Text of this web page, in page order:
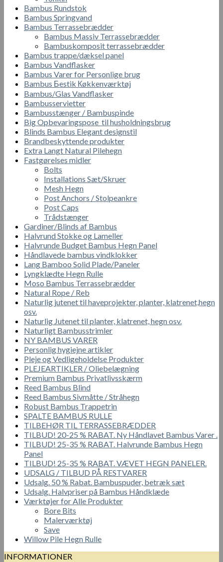
Bambus Rundstok
Bambus Springvand
Bambus Terrassebrædder
Bambus Massiv Terrassebrædder
Bambuskomposit terrassebrædder
Bambus trappe/dæksel panel
Bambus Vandflasker
Bambus Varer for Personlige brug
Bambus Бestik Кøkkenværktøj
Bambus/Glas Vandflasker
Bambusservietter
Bambusstænger / Bambuspinde
Big Opbevaringspose til husholdningsbrug
Blinds Bambus Elegant designstil
Brandbeskyttende produkter
Extra Langt Natural Pilehegn
Fastgørelses midler
Bolts
Installations Sæt/Skruer
Mesh Hegn
Post Anchors / Stolpeankre
Post Caps
Trådstænger
Gardiner/Blinds af Bambus
Halvrund Stokke og Lameller
Halvrunde Budget Bambus Hegn Panel
Håndlavede bambus vindklokker
Lang Bamboo Solid Plade/Paneler
Lyngklædte Hegn Rulle
Moso Bambus Terrassebrædder
Natural Rope / Reb
Naturlig jutenet til haveprojekter, planter, klatrenet,hegn
osv.
Naturlig Jutenet til planter, klatrenet, hegn osv.
Naturligt Bambusstrimler
NY BAMBUS VARER
Personlig hygiejne artikler
Pleje og Vedligeholdelse Produkter
PLEJEARTIKLER / Oliebelægning
Premium Bambus Privatlivsskærm
Reed Bambus Blind
Reed Bambus Sivmåtte / Stråhegn
Robust Bambus Trappetrin
SPALTE BAMBUS RULLE
TILBEHØR TIL TERRASSEBRÆDDER
TILBUD! 20-25 % RABAT. Ny Håndlavet Bambus Varer .
TILBUD! 25-35 % RABAT. Halvrunde Bambus Hegn
Panel
TILBUD! 25-35 % RABAT. VÆVET HEGN PANELER.
UDSALG / TILBUD PÅ RESTVARER
Udsalg. 50 % Rabat. Bambuspuder, betræk sæt
Udsalg. Halvpriser på Bambus Håndklæde
Værktøjer for Alle Produkter
Bore Bits
Malerværktøj
Save
Willow Pile Hegn Rulle
INFORMATIONER